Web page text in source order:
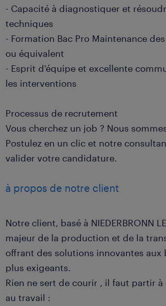
- Capacité à diagnostiquer et
techniques
- Formation Bac Pro Maintenance
ou équivalent
- Esprit d'équipe et excellente
les interventions
Processus de recrutement
Vous cherchez un job ? Nous
Postulez en un clic et notre
valider votre candidature.
à propos de notre client
Notre client, basé à NIEDERBRONN
majeur de la production et de la
offrant des solutions innovantes aux
plus exigeants.
Rien ne sert de courir , il faut partir
au travail :